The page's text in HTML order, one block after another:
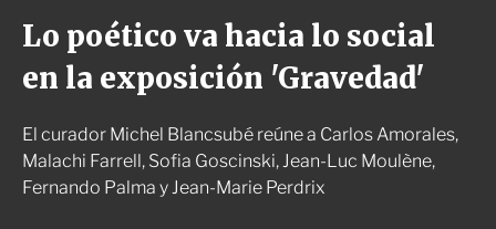
i
o
r
Lo poético va hacia lo social
en la exposición 'Gravedad'
El curador Michel Blancsubé reúne a Carlos Amorales,
Malachi Farrell, Sofia Goscinski, Jean-Luc Moulène,
Fernando Palma y Jean-Marie Perdrix